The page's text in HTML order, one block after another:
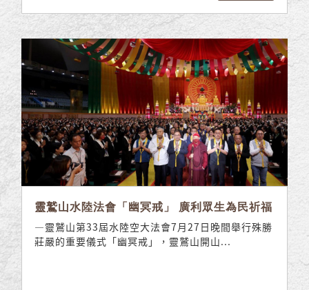
靈鷲山水陸法會「幽冥戒」 廣利眾生為民祈福
—靈鷲山第33屆水陸空大法會7月27日晚間舉行殊勝
莊嚴的重要儀式「幽冥戒」，靈鷲山開山...